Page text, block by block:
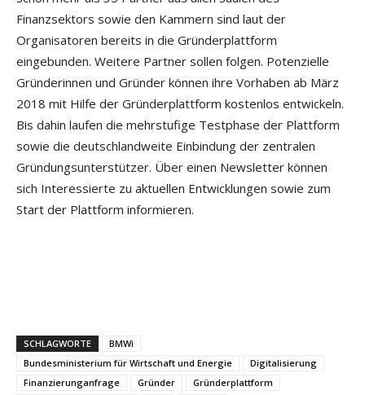
Finanzsektors sowie den Kammern sind laut der
Organisatoren bereits in die Gründerplattform
eingebunden. Weitere Partner sollen folgen. Potenzielle
Gründerinnen und Gründer können ihre Vorhaben ab März
2018 mit Hilfe der Gründerplattform kostenlos entwickeln.
Bis dahin laufen die mehrstufige Testphase der Plattform
sowie die deutschlandweite Einbindung der zentralen
Gründungsunterstützer. Über einen Newsletter können
sich Interessierte zu aktuellen Entwicklungen sowie zum
Start der Plattform informieren.
SCHLAGWORTE
BMWi
Bundesministerium für Wirtschaft und Energie
Digitalisierung
Finanzierunganfrage
Gründer
Gründerplattform